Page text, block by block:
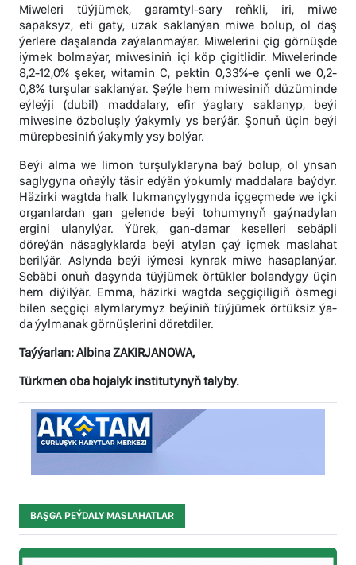
Miweleri tüýjümek, garamtyl-sary reňkli, iri, miwe
sapaksyz, eti gaty, uzak saklanýan miwe bolup, ol daş
ýerlere daşalanda zaýalanmaýar. Miwelerini çig görnüşde
iýmek bolmaýar, miwesiniň içi köp çigitlidir. Miwelerinde
8,2-12,0% şeker, witamin C, pektin 0,33%-e çenli we 0,2-
0,8% turşular saklanýar. Şeýle hem miwesiniň düzüminde
eýleýji (dubil) maddalary, efir ýaglary saklanyp, beýi
miwesine özboluşly ýakymly ys berýär. Şonuň üçin beýi
mürepbesiniň ýakymly ysy bolýar.
Beýi alma we limon turşulyklaryna baý bolup, ol ynsan
saglygyna oňaýly täsir edýän ýokumly maddalara baýdyr.
Häzirki wagtda halk lukmançylygynda içgeçmede we içki
organlardan gan gelende beýi tohumynyň gaýnadylan
ergini ulanylýar. Ýürek, gan-damar keselleri sebäpli
döreýän näsaglyklarda beýi atylan çaý içmek maslahat
berilýär. Aslynda beýi iýmesi kynrak miwe hasaplanýar.
Sebäbi onuň daşynda tüýjümek örtükler bolandygy üçin
hem diýilýär. Emma, häzirki wagtda seçgiçiligiň ösmegi
bilen seçgiçi alymlarymyz beýiniň tüýjümek örtüksiz ýa-
da ýylmanak görnüşlerini döretdiler.
Taýýarlan: Albina ZAKIRJANOWA,
Türkmen oba hojalyk institutynyň talyby.
BAŞGA PEÝDALY MASLAHATLAR